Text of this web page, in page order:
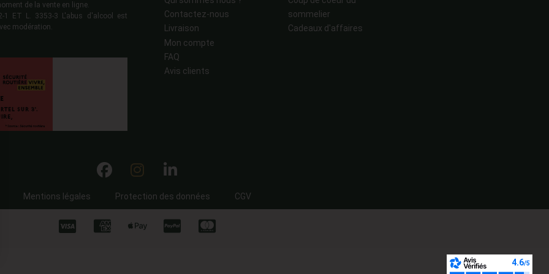
de la vente en ligne.
1 ET L. 3353-3 L'abus d'alcool est
modération.
Contactez-nous
Livraison
Mon compte
FAQ
Avis clients
sommelier
Cadeaux d'affaires
Mentions légales Protection des données CGV